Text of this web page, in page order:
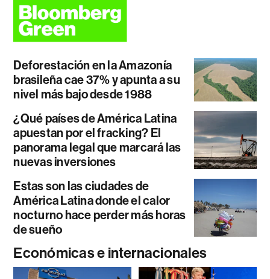
Deforestación en la Amazonía
brasileña cae 37% y apunta a su
nivel más bajo desde 1988
¿Qué países de América Latina
apuestan por el fracking? El
panorama legal que marcará las
nuevas inversiones
Estas son las ciudades de
América Latina donde el calor
nocturno hace perder más horas
de sueño
Económicas e internacionales